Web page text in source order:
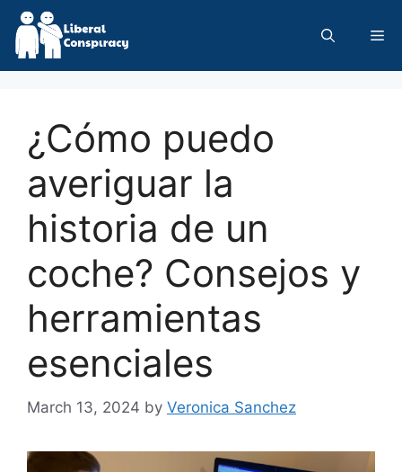
Skip
content
¿Cómo puedo
averiguar la
historia de un
coche? Consejos y
herramientas
esenciales
March 13, 2024 by Veronica Sanchez